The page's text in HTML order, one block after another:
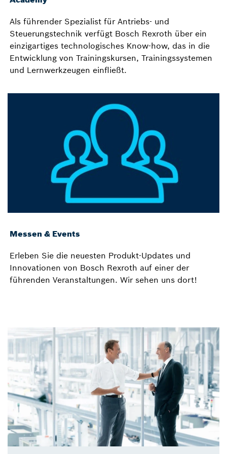
Als führender Spezialist für Antriebs- und
Steuerungstechnik verfügt Bosch Rexroth über ein
einzigartiges technologisches Know-how, das in die
Entwicklung von Trainingskursen, Trainingssystemen
und Lernwerkzeugen einfließt.
Messen & Events
Erleben Sie die neuesten Produkt-Updates und
Innovationen von Bosch Rexroth auf einer der
führenden Veranstaltungen. Wir sehen uns dort!